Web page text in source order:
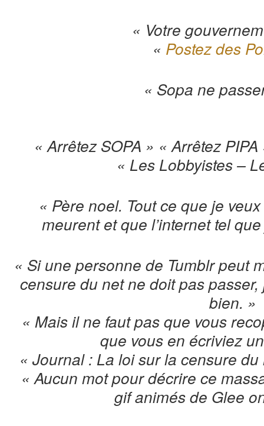
« Votre
« Postez des
« Sopa ne
« Arrêtez SOPA » « Arrêtez
« Les Lobbyistes –
« Père noel. Tout ce que je
meurent et que l’internet tel
« Si une personne de Tumblr peut
censure du net ne doit pas
bien. »
« Mais il ne faut pas que vous
que vous en écriviez
« Journal : La loi sur la censure
« Aucun mot pour décrire ce
gif animés de Glee